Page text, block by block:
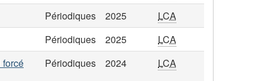
Périodiques 2025
LCA
Périodiques 2025
LCA
forcé
Périodiques 2024 LCA